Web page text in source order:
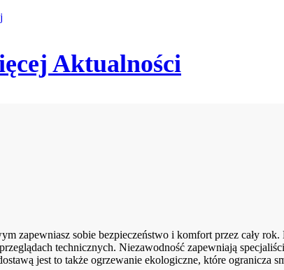
Aktualności
zapewniasz sobie bezpieczeństwo i komfort przez cały
technicznych. Niezawodność zapewniają
jest to także ogrzewanie ekologiczne, które ogranicza